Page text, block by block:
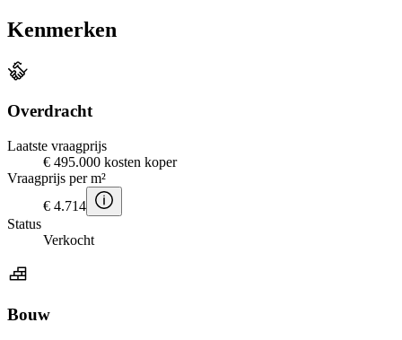
Kenmerken
Overdracht
Laatste vraagprijs
€ 495.000 kosten koper
Vraagprijs per m²
€ 4.714
Status
Verkocht
Bouw